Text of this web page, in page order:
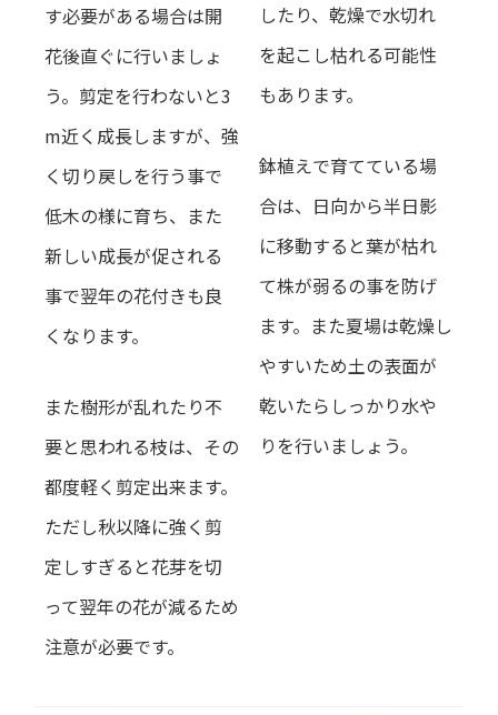
す必要がある場合は開
花後直ぐに行いましょ
う。剪定を行わないと3
m近く成長しますが、強
く切り戻しを行う事で
低木の様に育ち、また
新しい成長が促される
事で翌年の花付きも良
くなります。
また樹形が乱れたり不
要と思われる枝は、その
都度軽く剪定出来ます。
ただし秋以降に強く剪
定しすぎると花芽を切
って翌年の花が減るため
注意が必要です。
したり、乾燥で水切れ
を起こし枯れる可能性
もあります。
鉢植えで育てている場
合は、日向から半日影
に移動すると葉が枯れ
て株が弱るの事を防げ
ます。また夏場は乾燥し
やすいため土の表面が
乾いたらしっかり水や
りを行いましょ う。